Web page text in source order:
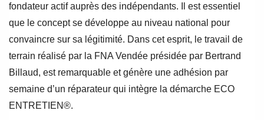
fondateur actif auprès des indépendants. Il est essentiel
que le concept se développe au niveau national pour
convaincre sur sa légitimité. Dans cet esprit, le travail de
terrain réalisé par la FNA Vendée présidée par Bertrand
Billaud, est remarquable et génère une adhésion par
semaine d’un réparateur qui intègre la démarche ECO
ENTRETIEN®.